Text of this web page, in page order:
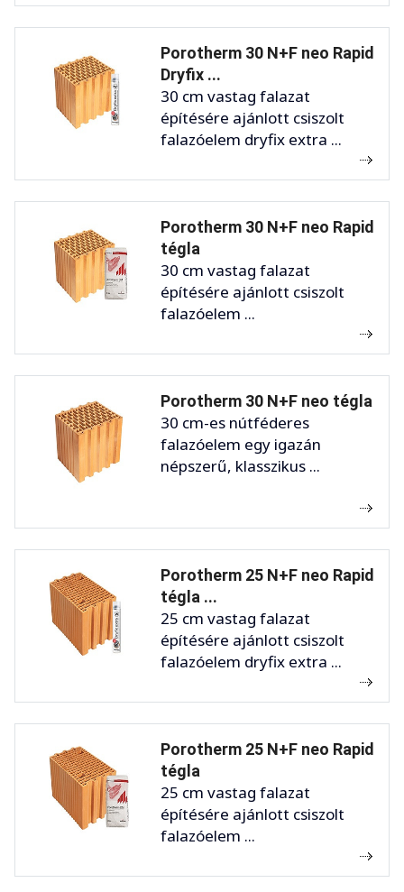
Porotherm 30 N+F neo Rapid
Dryfix ...
30 cm vastag falazat
építésére ajánlott csiszolt
falazóelem dryfix extra ...
Porotherm 30 N+F neo Rapid
tégla
30 cm vastag falazat
építésére ajánlott csiszolt
falazóelem ...
Porotherm 30 N+F neo tégla
30 cm-es nútféderes
falazóelem egy igazán
népszerű, klasszikus ...
Porotherm 25 N+F neo Rapid
tégla ...
25 cm vastag falazat
építésére ajánlott csiszolt
falazóelem dryfix extra ...
Porotherm 25 N+F neo Rapid
tégla
25 cm vastag falazat
építésére ajánlott csiszolt
falazóelem ...